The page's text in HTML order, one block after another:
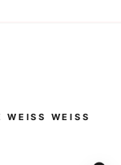
WEISS